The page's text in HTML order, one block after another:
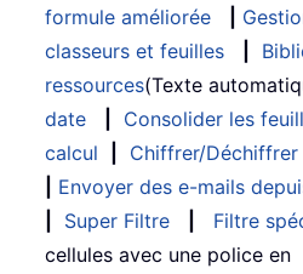
formule améliorée
classeurs et feuilles
ressources(Texte
date
Consolider les
calcul
Chiffrer/Déchiffrer
Envoyer des e-mails
Super Filtre Filtre
cellules avec une police en